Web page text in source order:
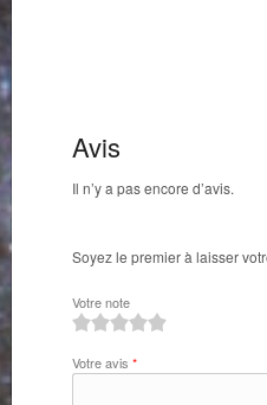
Avis
Il n’y a pas encore d’avis.
Soyez le premier à laisser
Votre note
Votre avis *